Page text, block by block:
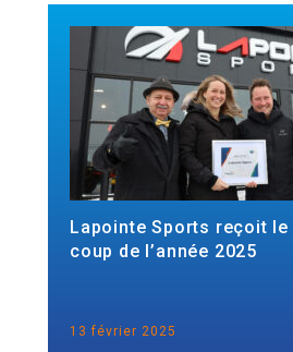
Lapointe Sports reçoit le
coup de l’année 2025
13 février 2025